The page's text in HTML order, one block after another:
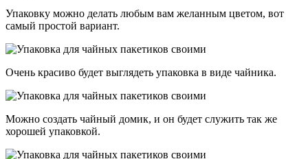
Упаковку можно делать любым вам желанным цветом, вот
самый простой вариант.
Очень красиво будет выглядеть упаковка в виде чайника.
Можно создать чайный домик, и он будет служить так же
хорошей упаковкой.